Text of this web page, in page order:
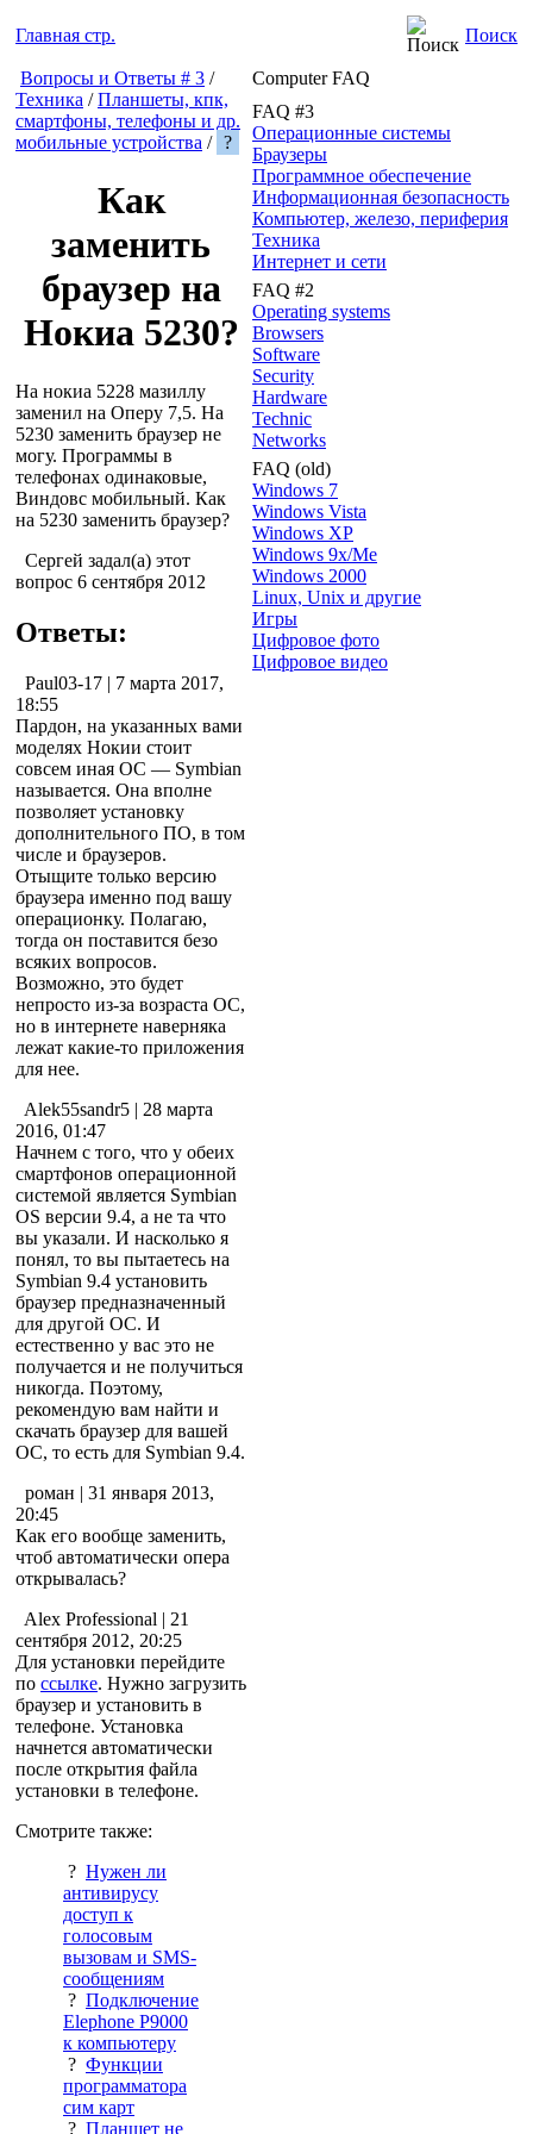
Главная стр. Поиск
Вопросы и Ответы # 3 /
Техника /Планшеты, кпк,
смартфоны, телефоны и др.
мобильные устройства / ?
Как
заменить
браузер на
Нокиа 5230?
На нокиа 5228 мазиллу
заменил на Оперу 7,5. На
5230 заменить браузер не
могу. Программы в
телефонах одинаковые,
Виндовс мобильный. Как
на 5230 заменить браузер?
Сергей задал(а) этот
вопрос 6 сентября 2012
Ответы:
Paul03-17 | 7 марта 2017,
18:55
Пардон, на указанных вами
моделях Нокии стоит
совсем иная ОС — Symbian
называется. Она вполне
позволяет установку
дополнительного ПО, в том
числе и браузеров.
Отыщите только версию
браузера именно под вашу
операционку. Полагаю,
тогда он поставится безо
всяких вопросов.
Возможно, это будет
непросто из-за возраста ОС,
но в интернете наверняка
лежат какие-то приложения
для нее.
Alek55sandr5 | 28 марта
2016, 01:47
Начнем с того, что у обеих
смартфонов операционной
системой является Symbian
OS версии 9.4, а не та что
вы указали. И насколько я
понял, то вы пытаетесь на
Symbian 9.4 установить
браузер предназначенный
для другой ОС. И
естественно у вас это не
получается и не получиться
никогда. Поэтому,
рекомендую вам найти и
скачать браузер для вашей
ОС, то есть для Symbian 9.4.
роман | 31 января 2013,
20:45
Как его вообще заменить,
чтоб автоматически опера
открывалась?
Alex Professional | 21
сентября 2012, 20:25
Для установки перейдите
по ссылке. Нужно загрузить
браузер и установить в
телефоне. Установка
начнется автоматически
после открытия файла
установки в телефоне.
Смотрите также:
? Нужен ли
антивирусу
доступ к
голосовым
вызовам и SMS-
сообщениям
? Подключение
Elephone P9000
к компьютеру
? Функции
программатора
сим карт
? Планшет не
Computer FAQ
FAQ #3
Операционные системы
Браузеры
Программное обеспечение
Информационная безопасность
Компьютер, железо, периферия
Техника
Интернет и сети
FAQ #2
Operating systems
Browsers
Software
Security
Hardware
Technic
Networks
FAQ (old)
Windows 7
Windows Vista
Windows XP
Windows 9x/Me
Windows 2000
Linux, Unix и другие
Игры
Цифровое фото
Цифровое видео